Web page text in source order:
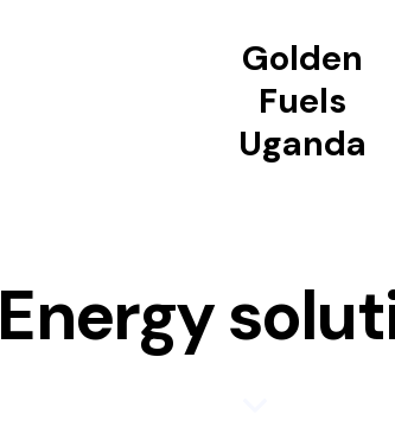
Golden
Fuels
Uganda
Energy